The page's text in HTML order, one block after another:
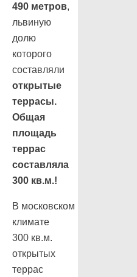
490 метров,
львиную
долю
которого
составляли
открытые
террасы.
Общая
площадь
террас
составляла
300 кв.м.!
В московском
климате
300 кв.м.
открытых
террас